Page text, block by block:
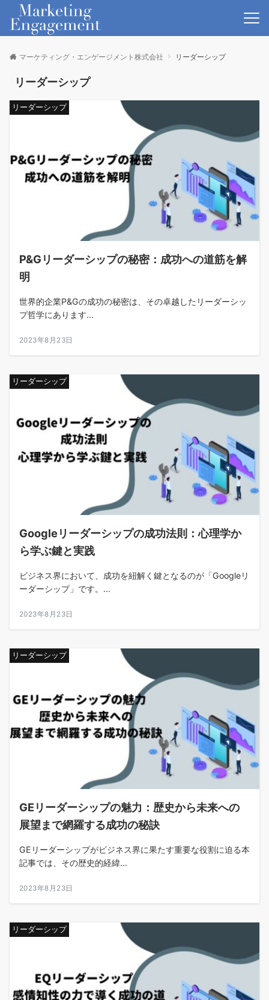
マーケティング・エンゲージメント株式会社 リーダーシップ
リーダーシップ
リーダーシップ
P&Gリーダーシップの秘密：成功への道筋を解
明
世界的企業P&Gの成功の秘密は、その卓越したリーダーシッ
プ哲学にあります...
2023年8月23日
リーダーシップ
Googleリーダーシップの成功法則：心理学か
ら学ぶ鍵と実践
ビジネス界において、成功を紐解く鍵となるのが「Googleリ
ーダーシップ」です。...
2023年8月23日
リーダーシップ
GEリーダーシップの魅力：歴史から未来への
展望まで網羅する成功の秘訣
GEリーダーシップがビジネス界に果たす重要な役割に迫る本
記事では、その歴史的経緯...
2023年8月23日
リーダーシップ